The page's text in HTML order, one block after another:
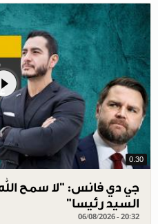
0.30
جي دي فانس: ”لا سمح
السيد رئيسا”
06/08/2026 - 20:32